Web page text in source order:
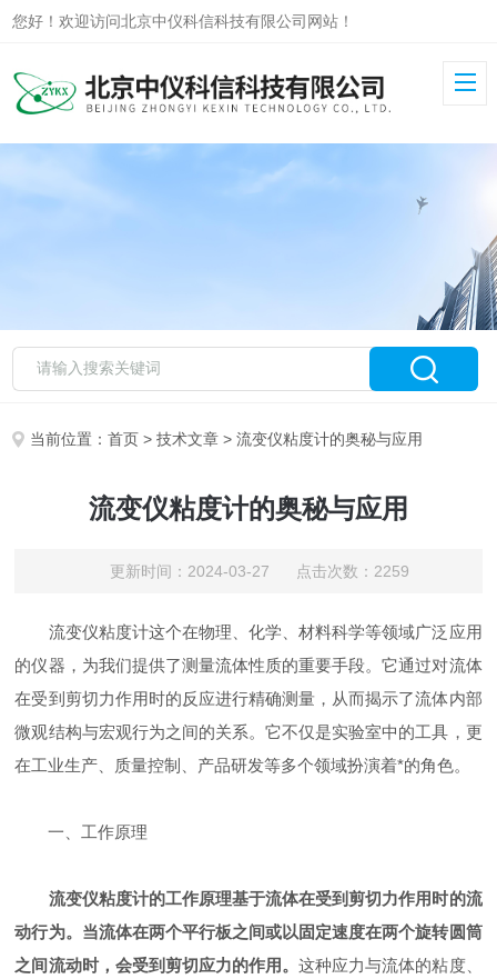
您好！欢迎访问北京中仪科信科技有限公司网站！
当前位置：首页 >技术文章 > 流变仪粘度计的奥秘与应用
流变仪粘度计的奥秘与应用
更新时间：2024-03-27 点击次数：2259
流变仪粘度计这个在物理、化学、材料科学等领域广泛应用
的仪器，为我们提供了测量流体性质的重要手段。它通过对流体
在受到剪切力作用时的反应进行精确测量，从而揭示了流体内部
微观结构与宏观行为之间的关系。它不仅是实验室中的工具，更
在工业生产、质量控制、产品研发等多个领域扮演着*的角色。
一、工作原理
流变仪粘度计的工作原理基于流体在受到剪切力作用时的流
动行为。当流体在两个平行板之间或以固定速度在两个旋转圆筒
之间流动时，会受到剪切应力的作用。这种应力与流体的粘度、